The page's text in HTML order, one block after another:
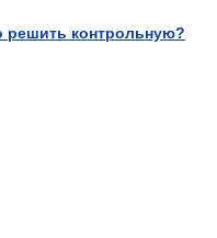
решить контрольную?